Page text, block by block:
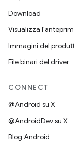
Download
Visualizza
Immagini del
File binari del driver
CONNECT
@Android su X
@AndroidDev su X
Blog Android